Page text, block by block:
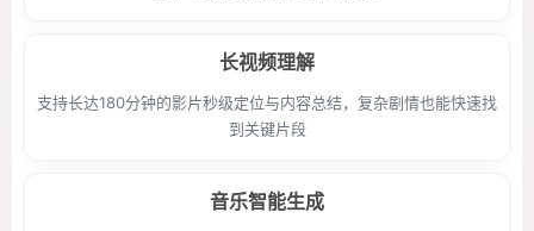
长视频理解
支持长达180分钟的影片秒级定位与内容总结，复杂剧情也能快速找
到关键片段
音乐智能生成